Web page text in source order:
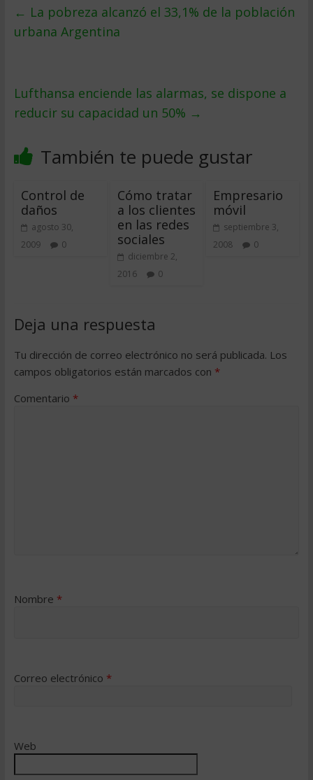
← La pobreza alcanzó el 33,1% de la población
urbana Argentina
Lufthansa enciende las alarmas, se dispone a
reducir su capacidad un 50% →
También te puede gustar
Control de
daños
agosto 30,
2009
0
Cómo tratar
a los clientes
en las redes
sociales
diciembre 2,
2016
0
Empresario
móvil
septiembre 3,
2008
0
Deja una respuesta
Tu dirección de correo electrónico no será publicada. Los
campos obligatorios están marcados con *
Comentario *
Nombre *
Correo electrónico *
Web